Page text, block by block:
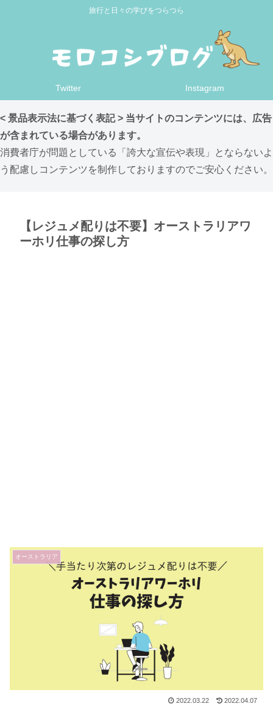
旅行と日々の学びをつらつら
Twitter Instagram
< 景品表示法に基づく表記 > 当サイトのコンテンツには、広告
が含まれている場合があります。
消費者庁が問題としている「誇大な宣伝や表現」とならないよ
う配慮しコンテンツを制作しておりますのでご安心ください。
【レジュメ配りは不要】オーストラリアワ
ーホリ仕事の探し方
オーストラリア
2022.03.22 2022.04.07